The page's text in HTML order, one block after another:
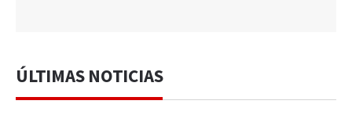
ÚLTIMAS NOTICIAS